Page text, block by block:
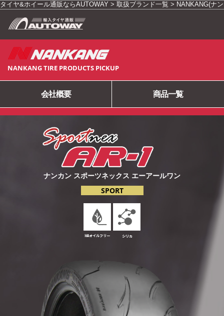
タイヤ&ホイール通販ならAUTOWAY > 取扱ブランド一覧 > NANKANG(ナ
NANKANG TIRE PRODUCTS PICKUP
会社概要 商品一覧
ナンカン スポーツネックス エーアールワン
SPORT